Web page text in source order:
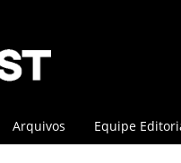
Arquivos Equipe